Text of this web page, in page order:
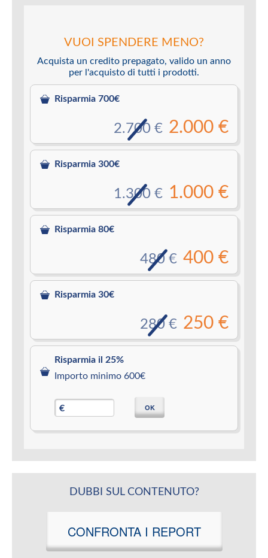
VUOI SPENDERE MENO?
Acquista un credito prepagato, valido un anno
per l'acquisto di tutti i prodotti.
Risparmia 700€
2.000 €
2.700 €
Risparmia 300€
1.000 €
1.300 €
Risparmia 80€
400 €
480 €
Risparmia 30€
250 €
280 €
Risparmia il 25%
Importo minimo 600€
€ OK
DUBBI SUL CONTENUTO?
CONFRONTA I REPORT